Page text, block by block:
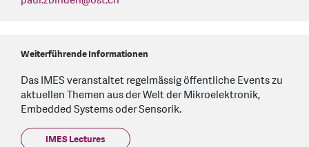
Weiterführende Informationen
Das IMES veranstaltet regelmässig öffentliche Events zu
aktuellen Themen aus der Welt der Mikroelektronik,
Embedded Systems oder Sensorik.
IMES Lectures